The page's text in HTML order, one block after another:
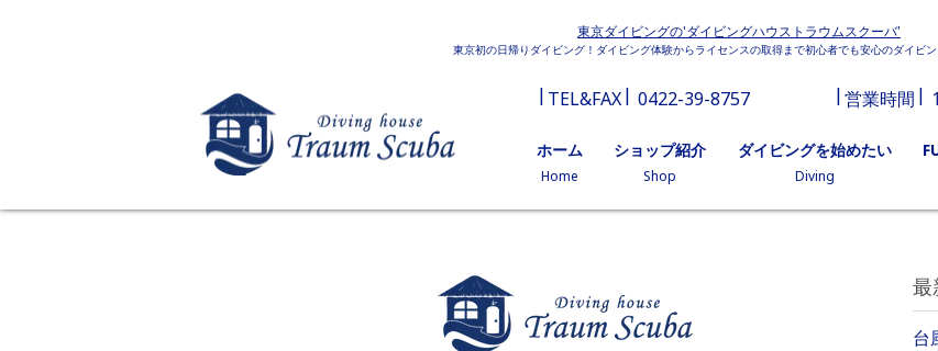
東京ダイビングの'ダイビングハウストラウムスクーバ'
東京初の日帰りダイビング！ダイビング体験からライセンスの取得まで初心者でも安心のダイビン
TEL&FAX 0422-39-8757 営業時間
ホーム
Home
ショップ紹介
Shop
ダイビングを始めたい
Diving
最
台